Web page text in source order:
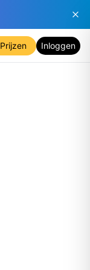
Prijzen Inloggen